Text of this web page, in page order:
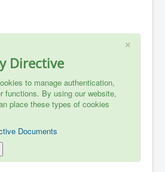
×
Directive
to manage authentication,
functions. By using our website,
place these types of cookies
Documents